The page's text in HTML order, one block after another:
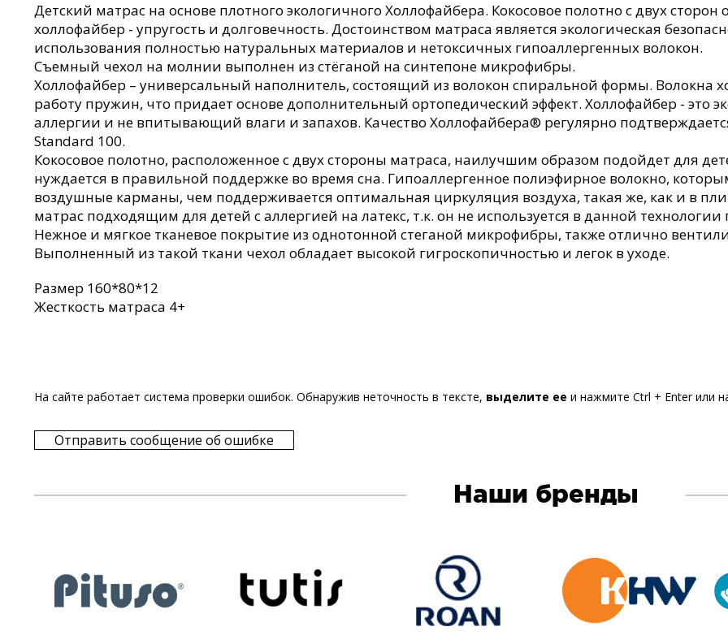
Детский матрас на основе плотного экологичного Холлофайбера. Кокосовое полотно с двух
холлофайбер - упругость и долговечность. Достоинством матраса является экологическая
использования полностью натуральных материалов и нетоксичных гипоаллергенных волокон.
Съемный чехол на молнии выполнен из стёганой на синтепоне микрофибры.
Холлофайбер – универсальный наполнитель, состоящий из волокон спиральной формы. Волокна
работу пружин, что придает основе дополнительный ортопедический эффект. Холлофайбер -
аллергии и не впитывающий влаги и запахов. Качество Холлофайбера® регулярно
Standard 100.
Кокосовое полотно, расположенное с двух стороны матраса, наилучшим образом подойдет для
нуждается в правильной поддержке во время сна. Гипоаллергенное полиэфирное волокно,
воздушные карманы, чем поддерживается оптимальная циркуляция воздуха, такая же, как и в
матрас подходящим для детей с аллергией на латекс, т.к. он не используется в данной
Нежное и мягкое тканевое покрытие из однотонной стеганой микрофибры, также отлично
Выполненный из такой ткани чехол обладает высокой гигроскопичностью и легок в уходе.
Размер 160*80*12
Жесткость матраса 4+
На сайте работает система проверки ошибок. Обнаружив неточность в тексте, выделите ее и нажмите Ctrl + Enter или
Отправить сообщение об ошибке
Наши бренды